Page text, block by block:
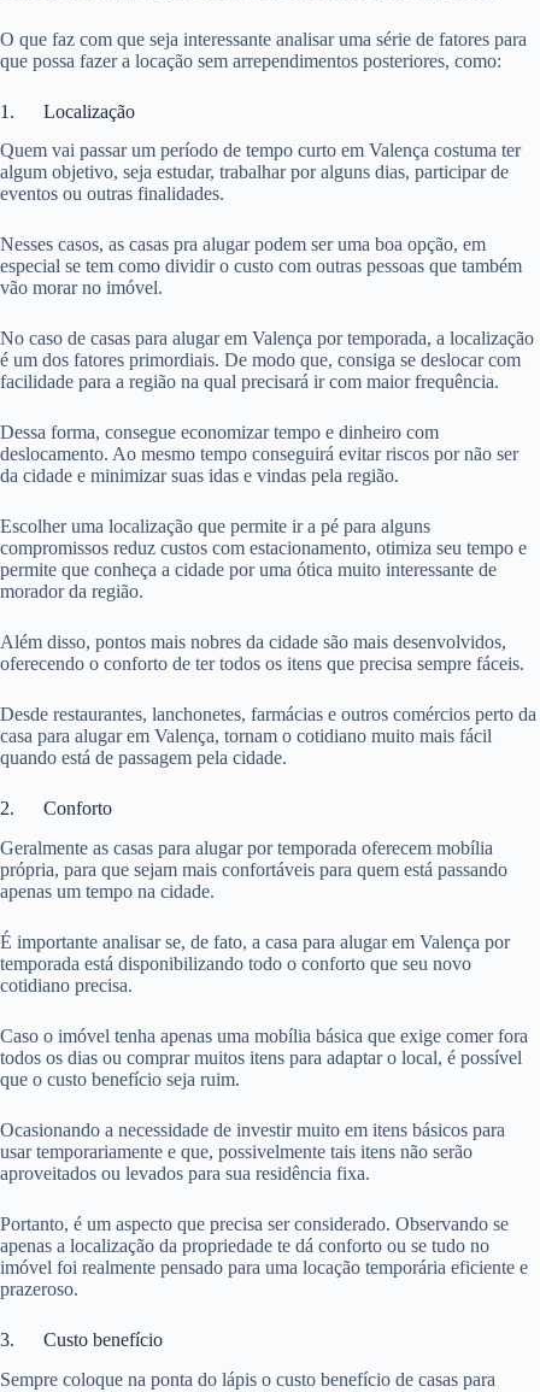
O que faz com que seja interessante analisar uma série de fatores para
que possa fazer a locação sem arrependimentos posteriores, como:
1. Localização
Quem vai passar um período de tempo curto em Valença costuma ter
algum objetivo, seja estudar, trabalhar por alguns dias, participar de
eventos ou outras finalidades.
Nesses casos, as casas pra alugar podem ser uma boa opção, em
especial se tem como dividir o custo com outras pessoas que também
vão morar no imóvel.
No caso de casas para alugar em Valença por temporada, a localização
é um dos fatores primordiais. De modo que, consiga se deslocar com
facilidade para a região na qual precisará ir com maior frequência.
Dessa forma, consegue economizar tempo e dinheiro com
deslocamento. Ao mesmo tempo conseguirá evitar riscos por não ser
da cidade e minimizar suas idas e vindas pela região.
Escolher uma localização que permite ir a pé para alguns
compromissos reduz custos com estacionamento, otimiza seu tempo e
permite que conheça a cidade por uma ótica muito interessante de
morador da região.
Além disso, pontos mais nobres da cidade são mais desenvolvidos,
oferecendo o conforto de ter todos os itens que precisa sempre fáceis.
Desde restaurantes, lanchonetes, farmácias e outros comércios perto da
casa para alugar em Valença, tornam o cotidiano muito mais fácil
quando está de passagem pela cidade.
2. Conforto
Geralmente as casas para alugar por temporada oferecem mobília
própria, para que sejam mais confortáveis para quem está passando
apenas um tempo na cidade.
É importante analisar se, de fato, a casa para alugar em Valença por
temporada está disponibilizando todo o conforto que seu novo
cotidiano precisa.
Caso o imóvel tenha apenas uma mobília básica que exige comer fora
todos os dias ou comprar muitos itens para adaptar o local, é possível
que o custo benefício seja ruim.
Ocasionando a necessidade de investir muito em itens básicos para
usar temporariamente e que, possivelmente tais itens não serão
aproveitados ou levados para sua residência fixa.
Portanto, é um aspecto que precisa ser considerado. Observando se
apenas a localização da propriedade te dá conforto ou se tudo no
imóvel foi realmente pensado para uma locação temporária eficiente e
prazeroso.
3. Custo benefício
Sempre coloque na ponta do lápis o custo benefício de casas para